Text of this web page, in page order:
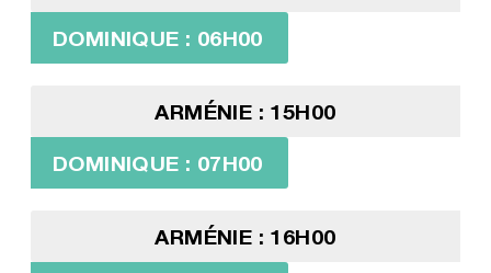
DOMINIQUE : 06H00
ARMÉNIE : 15H00
DOMINIQUE : 07H00
ARMÉNIE : 16H00